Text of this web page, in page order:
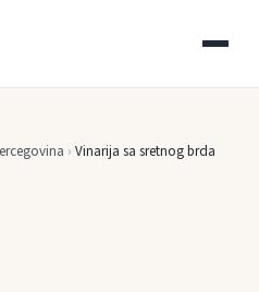
› Vinarija sa sretnog brda